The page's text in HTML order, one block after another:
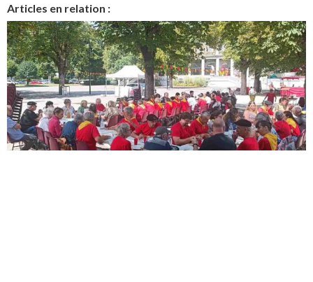
Articles en relation :